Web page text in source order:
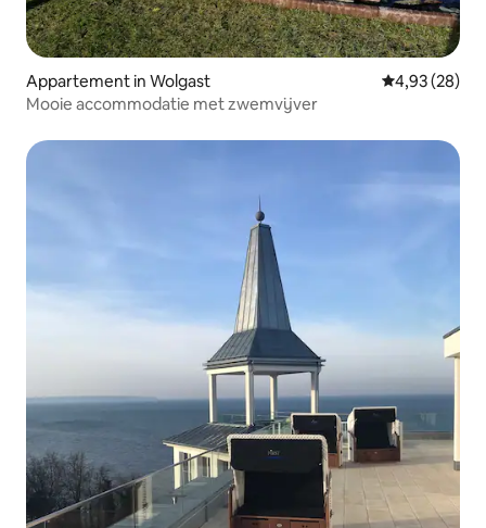
Appartement in Wolgast Gemiddelde
4,93 (28)
Mooie accommodatie met zwemvijver